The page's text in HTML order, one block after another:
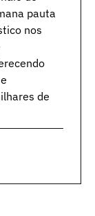
pauta
nos
de